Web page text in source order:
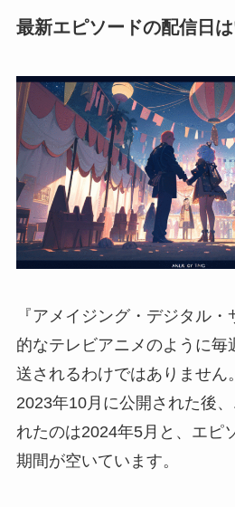
最新エピソードの配信日は
『アメイジング・デジタル
的なテレビアニメのように毎
送されるわけではありません
2023年10月に公開された後
れたのは2024年5月と、エピ
期間が空いています。